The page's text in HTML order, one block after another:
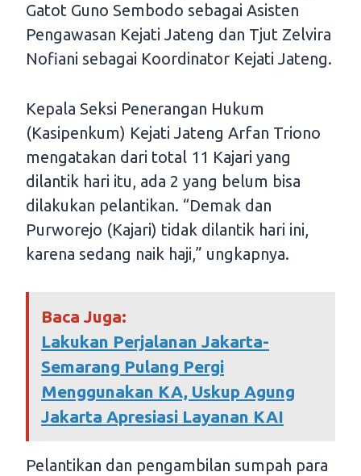
Gatot Guno Sembodo sebagai Asisten
Pengawasan Kejati Jateng dan Tjut Zelvira
Nofiani sebagai Koordinator Kejati Jateng.
Kepala Seksi Penerangan Hukum
(Kasipenkum) Kejati Jateng Arfan Triono
mengatakan dari total 11 Kajari yang
dilantik hari itu, ada 2 yang belum bisa
dilakukan pelantikan. “Demak dan
Purworejo (Kajari) tidak dilantik hari ini,
karena sedang naik haji,” ungkapnya.
Baca Juga:
Lakukan Perjalanan Jakarta-
Semarang Pulang Pergi
Menggunakan KA, Uskup Agung
Jakarta Apresiasi Layanan KAI
Pelantikan dan pengambilan sumpah para